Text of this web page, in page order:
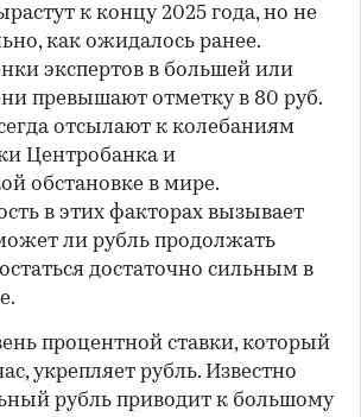
к концу 2025 года, но не
как ожидалось ранее.
экспертов в большей или
превышают отметку в 80 руб.
отсылают к колебаниям
Центробанка и
обстановке в мире.
в этих факторах вызывает
ли рубль продолжать
достаточно сильным в
процентной ставки, который
укрепляет рубль. Известно
рубль приводит к большому